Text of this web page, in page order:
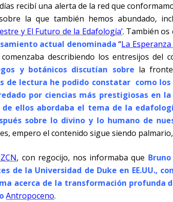
recibí una alerta de la red que
la que también hemos abundado,
y El Futuro de la Edafología’. También os
actual denominada “La
describiendo los entresijos del
y botánicos discutían sobre la
de lectura he podido constatar como
por ciencias más prestigiosas en
de ellos abordaba el tema de la
sobre lo divino y lo humano de
empero el contenido sigue siendo
, con regocijo, nos informaba que
de la Universidad de Duke en EE.UU.,
acerca de la transformación profunda
Antropoceno.